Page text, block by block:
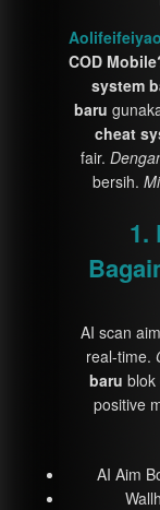
COD
system
baru
cheat
fair.
bersih.
1.
AI scan
real-time.
baru blok
positive
AI Aim